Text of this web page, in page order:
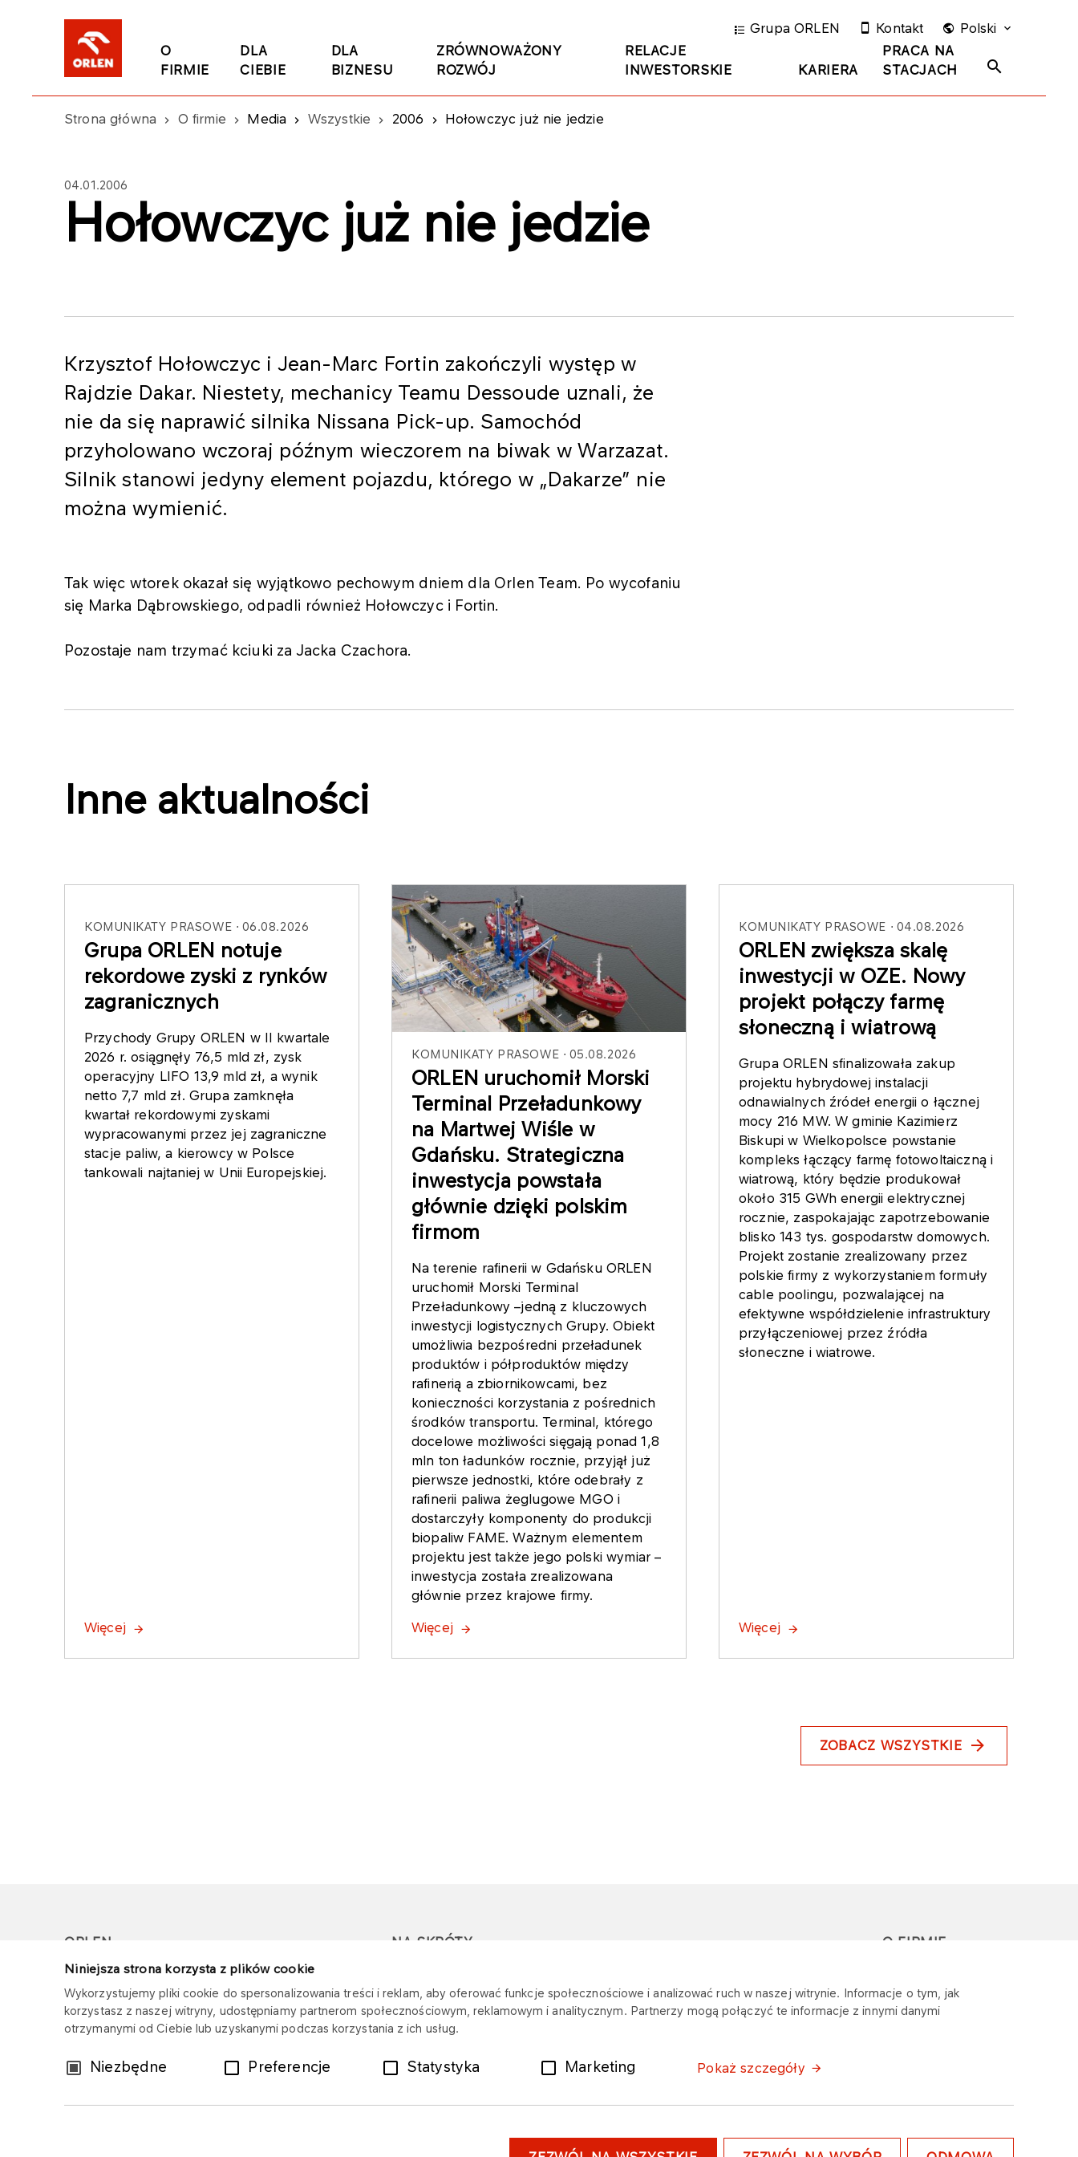
Niniejsza strona korzysta z plików cookie
Wykorzystujemy pliki cookie do spersonalizowania treści i reklam, aby oferować funkcje społecznościowe i analizować ruch w naszej witrynie. Informacje o tym, jak
korzystasz z naszej witryny, udostępniamy partnerom społecznościowym, reklamowym i analitycznym. Partnerzy mogą połączyć te informacje z innymi danymi
otrzymanymi od Ciebie lub uzyskanymi podczas korzystania z ich usług.
WybórNiezbędne Preferencje Statystyka Marketing Pokaż szczegóły
O
FIRMIE
DLA
CIEBIE
DLA
BIZNESU
ZRÓWNOWAŻONY
ROZWÓJ
RELACJE
INWESTORSKIE
KARIERA
PRACA NA
STACJACH
Grupa ORLEN Kontakt Polski
Strona główna O firmie Media Wszystkie 2006 Hołowczyc już nie jedzie
04.01.2006
Hołowczyc już nie jedzie
Krzysztof Hołowczyc i Jean-Marc Fortin zakończyli występ w
Rajdzie Dakar. Niestety, mechanicy Teamu Dessoude uznali, że
nie da się naprawić silnika Nissana Pick-up. Samochód
przyholowano wczoraj późnym wieczorem na biwak w Warzazat.
Silnik stanowi jedyny element pojazdu, którego w „Dakarze” nie
można wymienić.
Tak więc wtorek okazał się wyjątkowo pechowym dniem dla Orlen Team. Po wycofaniu
się Marka Dąbrowskiego, odpadli również Hołowczyc i Fortin.
Pozostaje nam trzymać kciuki za Jacka Czachora.
Inne aktualności
KOMUNIKATY PRASOWE 06.08.2026
Grupa ORLEN notuje
rekordowe zyski z rynków
zagranicznych
Przychody Grupy ORLEN w II kwartale
2026 r. osiągnęły 76,5 mld zł, zysk
operacyjny LIFO 13,9 mld zł, a wynik
netto 7,7 mld zł. Grupa zamknęła
kwartał rekordowymi zyskami
wypracowanymi przez jej zagraniczne
stacje paliw, a kierowcy w Polsce
tankowali najtaniej w Unii Europejskiej.
Więcej
KOMUNIKATY PRASOWE 05.08.2026
ORLEN uruchomił Morski
Terminal Przeładunkowy
na Martwej Wiśle w
Gdańsku. Strategiczna
inwestycja powstała
głównie dzięki polskim
firmom
Na terenie rafinerii w Gdańsku ORLEN
uruchomił Morski Terminal
Przeładunkowy –jedną z kluczowych
inwestycji logistycznych Grupy. Obiekt
umożliwia bezpośredni przeładunek
produktów i półproduktów między
rafinerią a zbiornikowcami, bez
konieczności korzystania z pośrednich
środków transportu. Terminal, którego
docelowe możliwości sięgają ponad 1,8
mln ton ładunków rocznie, przyjął już
pierwsze jednostki, które odebrały z
rafinerii paliwa żeglugowe MGO i
dostarczyły komponenty do produkcji
biopaliw FAME. Ważnym elementem
projektu jest także jego polski wymiar –
inwestycja została zrealizowana
głównie przez krajowe firmy.
Więcej
KOMUNIKATY PRASOWE 04.08.2026
ORLEN zwiększa skalę
inwestycji w OZE. Nowy
projekt połączy farmę
słoneczną i wiatrową
Grupa ORLEN sfinalizowała zakup
projektu hybrydowej instalacji
odnawialnych źródeł energii o łącznej
mocy 216 MW. W gminie Kazimierz
Biskupi w Wielkopolsce powstanie
kompleks łączący farmę fotowoltaiczną i
wiatrową, który będzie produkował
około 315 GWh energii elektrycznej
rocznie, zaspokajając zapotrzebowanie
blisko 143 tys. gospodarstw domowych.
Projekt zostanie zrealizowany przez
polskie firmy z wykorzystaniem formuły
cable poolingu, pozwalającej na
efektywne współdzielenie infrastruktury
przyłączeniowej przez źródła
słoneczne i wiatrowe.
Więcej
ZOBACZ WSZYSTKIE
ORLEN
Copyright © 1996-2026
Wszystkie prawa zastrzeżone
NA SKRÓTY
oszustwami
Mapa stacji
Dotacje
reklamację
O FIRMIE
Wymagania